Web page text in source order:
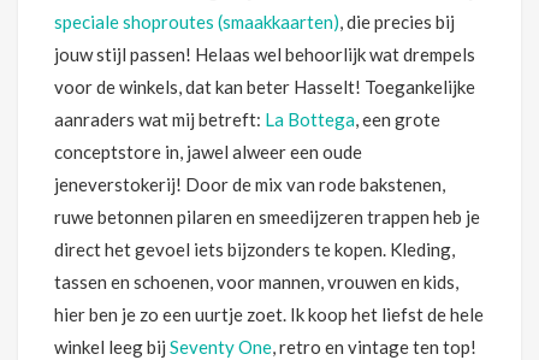
speciale shoproutes (smaakkaarten), die precies bij
jouw stijl passen! Helaas wel behoorlijk wat drempels
voor de winkels, dat kan beter Hasselt! Toegankelijke
aanraders wat mij betreft: La Bottega, een grote
conceptstore in, jawel alweer een oude
jeneverstokerij! Door de mix van rode bakstenen,
ruwe betonnen pilaren en smeedijzeren trappen heb je
direct het gevoel iets bijzonders te kopen. Kleding,
tassen en schoenen, voor mannen, vrouwen en kids,
hier ben je zo een uurtje zoet. Ik koop het liefst de hele
winkel leeg bij Seventy One, retro en vintage ten top!